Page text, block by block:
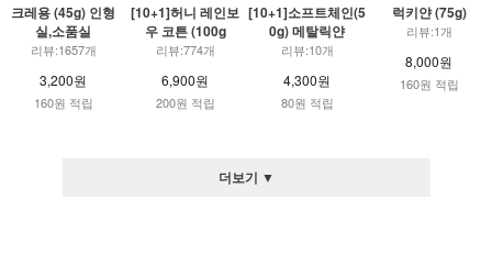
크레용 (45g) 인형
실,소품실
리뷰:1657개
3,200원
160원 적립
[10+1]허니 레인보
우 코튼 (100g
리뷰:774개
6,900원
200원 적립
[10+1]소프트체인(5
0g) 메탈릭얀
리뷰:10개
4,300원
80원 적립
럭키얀 (75g)
리뷰:1개
8,000원
160원 적립
더보기 ▼